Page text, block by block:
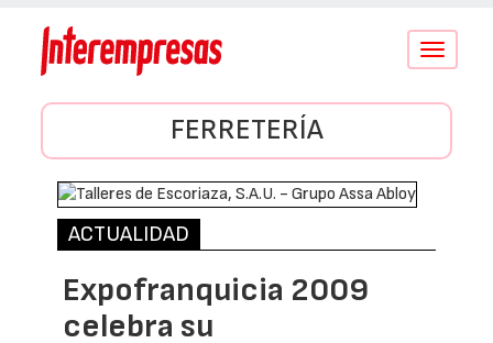
Conmutar
FERRETERÍA
ACTUALIDAD
Expofranquicia 2009
celebra su